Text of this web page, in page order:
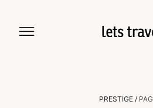
contenu
PRESTIGE /